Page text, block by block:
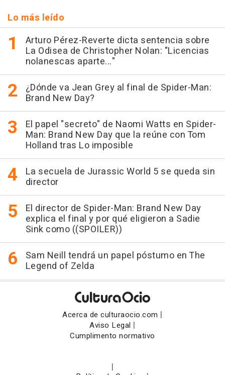
Lo más leído
Arturo Pérez-Reverte dicta sentencia sobre
La Odisea de Christopher Nolan: "Licencias
nolanescas aparte..."
¿Dónde va Jean Grey al final de Spider-Man:
Brand New Day?
El papel "secreto" de Naomi Watts en Spider-
Man: Brand New Day que la reúne con Tom
Holland tras Lo imposible
La secuela de Jurassic World 5 se queda sin
director
El director de Spider-Man: Brand New Day
explica el final y por qué eligieron a Sadie
Sink como ((SPOILER))
Sam Neill tendrá un papel póstumo en The
Legend of Zelda
Acerca de culturaocio.com |
Aviso Legal |
Cumplimento normativo
|